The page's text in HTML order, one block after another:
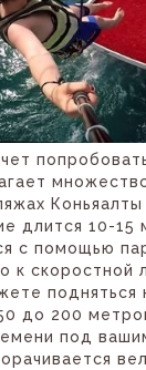
длится 10-15
с помощью
к скоростной
подняться
до 200
под